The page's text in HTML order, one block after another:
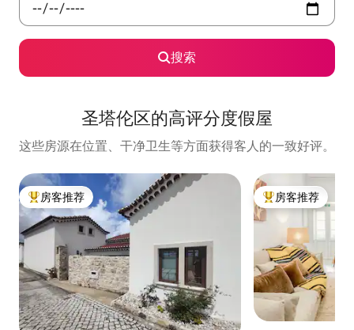
搜索
圣塔伦区的高评分度假屋
这些房源在位置、干净卫生等方面获得客人的一致好评。
热门「房客推荐」
房客推荐 热门「房客推荐」
房客推荐